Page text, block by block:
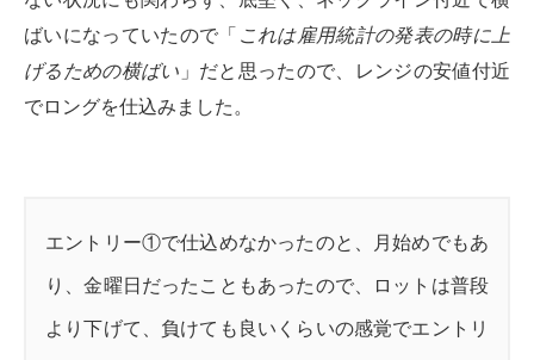
ばいになっていたので「 これは雇用統計の発表の時に上
げるための横ばい 」だと思ったので、レンジの安値付近
でロングを仕込みました。
エントリー①で仕込めなかったのと、月始めでもあ
り、金曜日だったこともあったので、ロットは普段
より下げて、負けても良いくらいの感覚でエントリ